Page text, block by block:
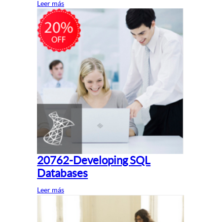
Leer más
20762-Developing SQL
Databases
Leer más